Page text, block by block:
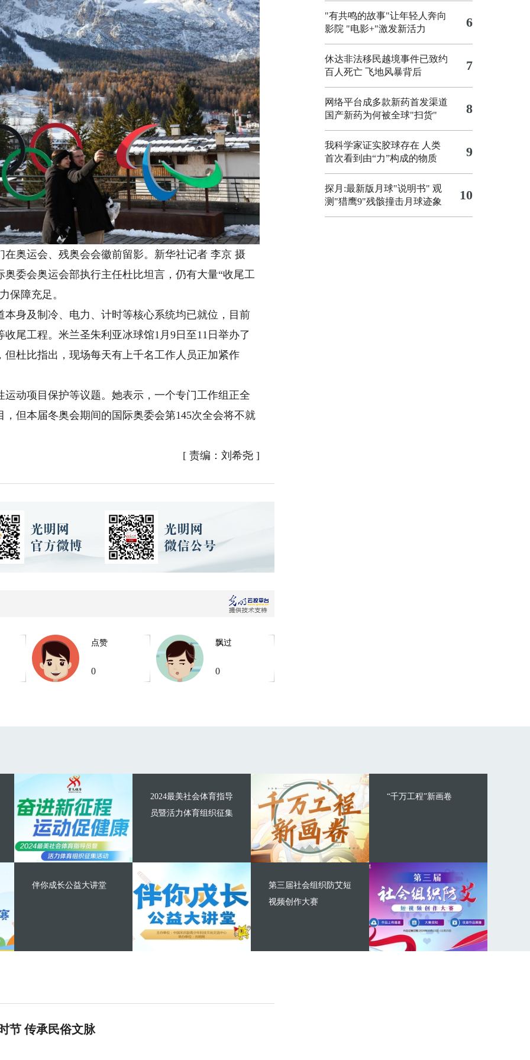
运会、残奥会会徽前留影。新华社记者 李京 摄
会奥运会部执行主任杜比坦言，仍有大量“收尾工
保障充足。
及制冷、电力、计时等核心系统均已就位，目前
尾工程。米兰圣朱利亚冰球馆1月9日至11日举办了
杜比指出，现场每天有上千名工作人员正加紧作
项目保护等议题。她表示，一个专门工作组正全
但本届冬奥会期间的国际奥委会第145次全会将不就
[ 责编：刘希尧 ]
点赞
0
飘过
0
"有共鸣的故事"让年轻人奔向
影院 "电影+"激发新活力 6
休达非法移民越境事件已致约
百人死亡 飞地风暴背后 7
网络平台成多款新药首发渠道
国产新药为何被全球"扫货"
8
我科学家证实胶球存在 人类
首次看到由“力”构成的物质
9
探月:最新版月球"说明书" 观
测"猎鹰9"残骸撞击月球迹象
10
2024最美社会体育指导
员暨活力体育组织征集
伴你成长公益大讲堂
“千万工程”新画卷
第三届社会组织防艾短
视频创作大赛
节 传承民俗文脉